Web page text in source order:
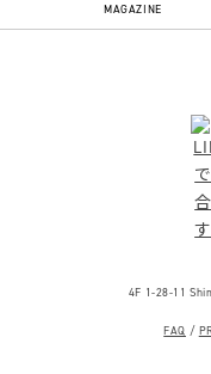
MAGAZINE
4F 1-28-11
FAQ /